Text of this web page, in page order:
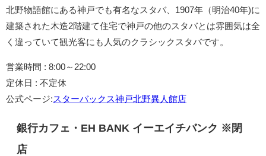
北野物語館にある神戸でも有名なスタバ、1907年（明治40年)に
建築された木造2階建て住宅で神戸の他のスタバとは雰囲気は全
く違っていて観光客にも人気のクラシックスタバです。
営業時間 : 8:00～22:00
定休日 : 不定休
公式ページ: スターバックス神戸北野異人館店
銀行カフェ・EH BANK イーエイチバンク ※閉
店